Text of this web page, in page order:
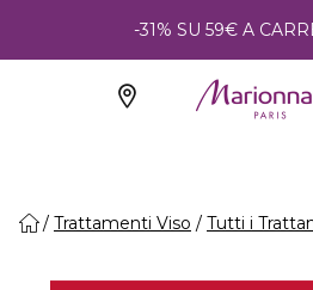
-31% SU 59€ A
Trattamenti Viso Tutti i